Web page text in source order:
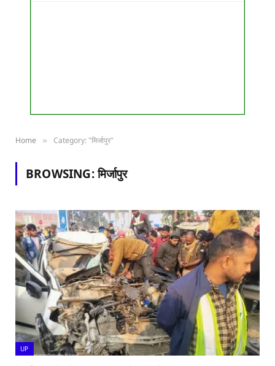
Home » Category: "मिर्जापुर"
BROWSING:मिर्जापुर
UP